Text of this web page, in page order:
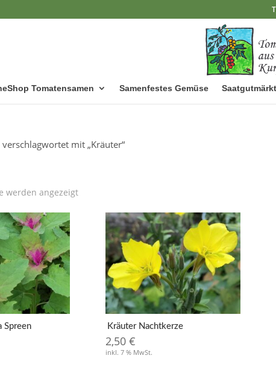
Tomatensamen Samenfestes Gemüse
mit „Kräuter“
werden angezeigt
Spreen Kräuter Nachtkerze
2,50 €
inkl. 7 % MwSt.